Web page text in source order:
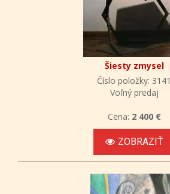
Šiesty zmysel
Číslo položky: 3141
Voľný predaj
Cena: 2 400 €
ZOBRAZIŤ